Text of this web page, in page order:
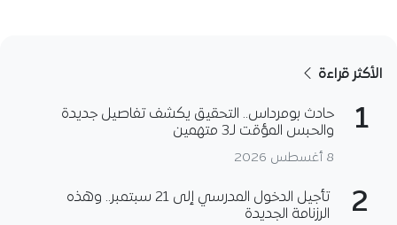
الأكثر قراءة
1
حادث بومرداس.. التحقيق يكشف تفاصيل جديدة
والحبس المؤقت لـ3 متهمين
8 أغسطس 2026
2
تأجيل الدخول المدرسي إلى 21 سبتمبر.. وهذه
الرزنامة الجديدة